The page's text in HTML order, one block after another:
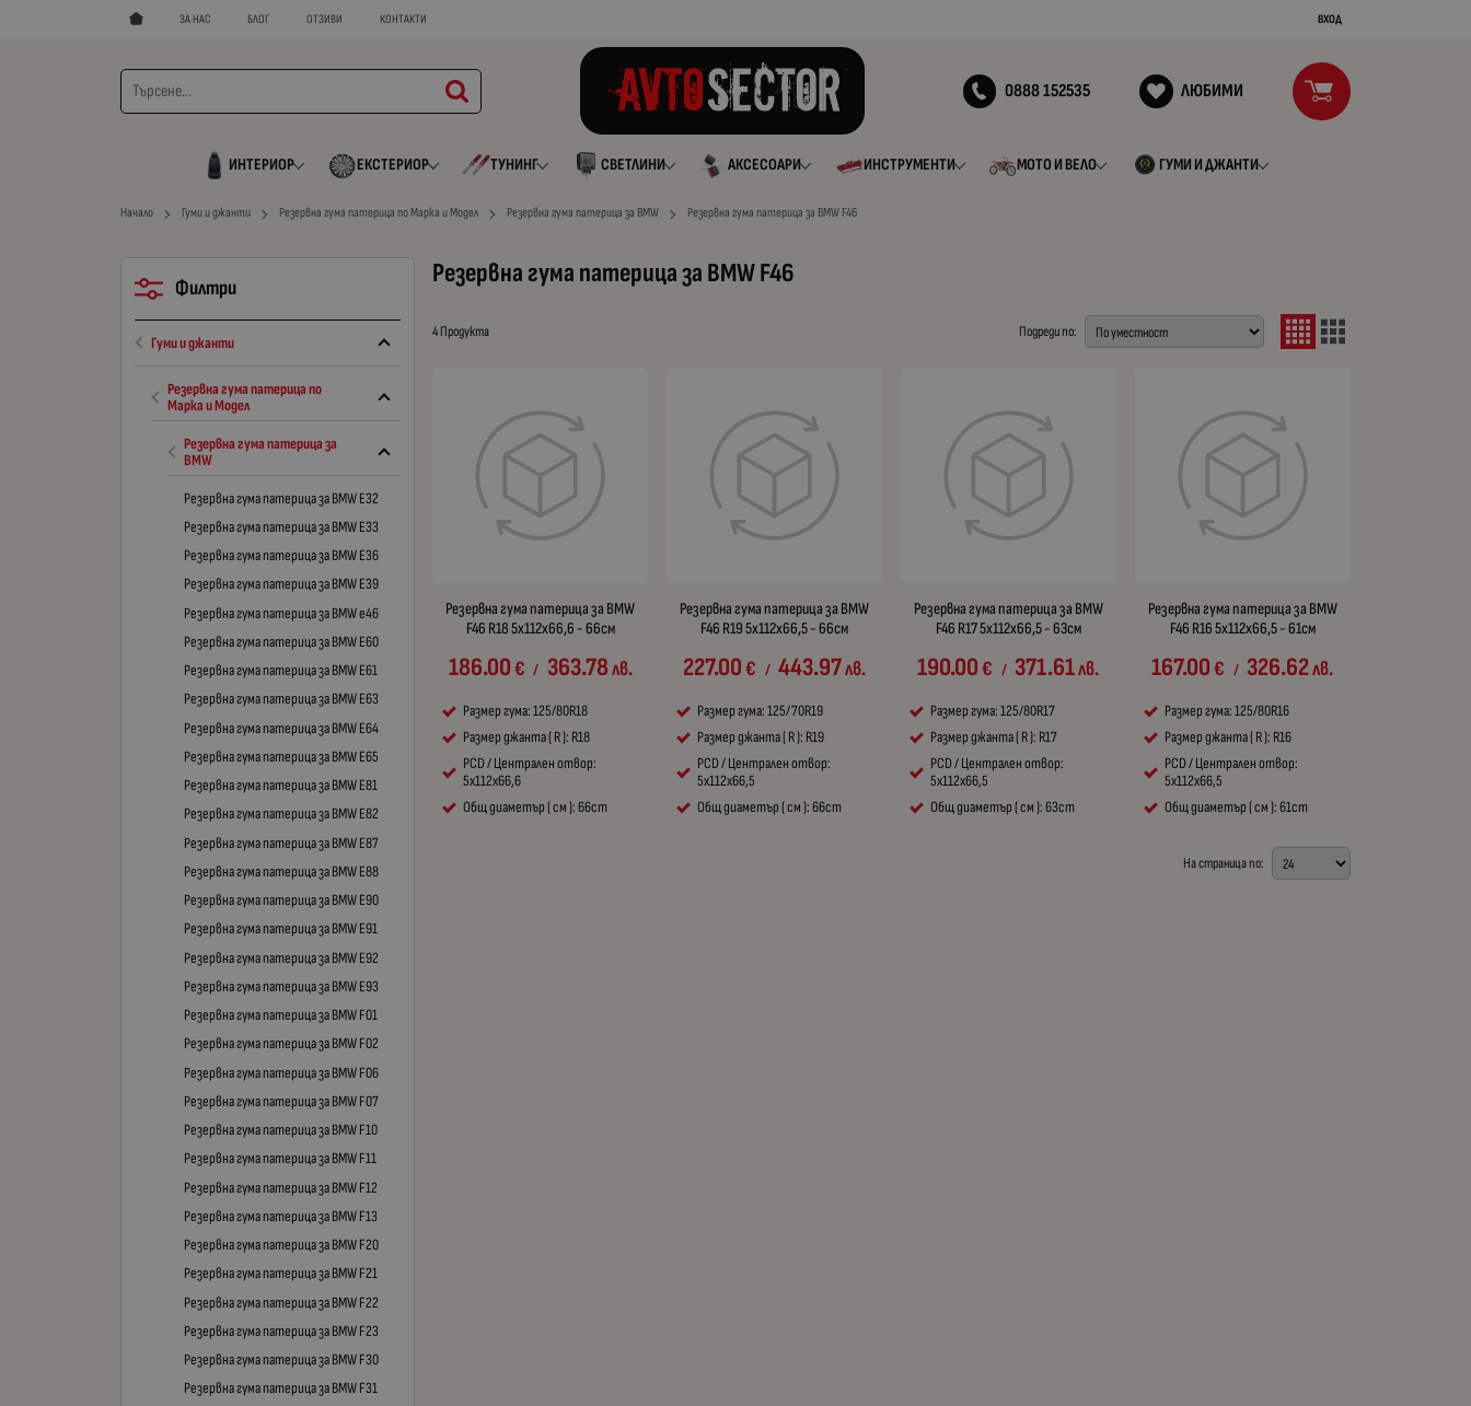
ЗА НАС БЛОГ ОТЗИВИ КОНТАКТИ ВХОД
0888 152535 ЛЮБИМИ
ИНТЕРИОР ЕКСТЕРИОР ТУНИНГ СВЕТЛИНИ АКСЕСОАРИ ИНСТРУМЕНТИ МОТО И ВЕЛО ГУМИ И ДЖАНТИ
Начало Гуми и джанти Резервна гума патерица по Марка и Модел Резервна гума патерица за BMW Резервна гума патерица за BMW F46
Резервна гума патерица за BMW F46
4 Продукта Подреди по:
Резервна гума патерица за BMW
F46 R18 5x112x66,6 - 66см
186.00€ / 363.78лв.
Размер гума: 125/80R18
Размер джанта ( R ): R18
PCD / Централен отвор:
5x112x66,6
Общ диаметър ( см ): 66cm
Резервна гума патерица за BMW
F46 R19 5x112x66,5 - 66см
227.00€ / 443.97лв.
Размер гума: 125/70R19
Размер джанта ( R ): R19
PCD / Централен отвор:
5x112x66,5
Общ диаметър ( см ): 66cm
Резервна гума патерица за BMW
F46 R17 5x112x66,5 - 63см
190.00€ / 371.61лв.
Размер гума: 125/80R17
Размер джанта ( R ): R17
PCD / Централен отвор:
5x112x66,5
Общ диаметър ( см ): 63cm
Резервна гума патерица за BMW
F46 R16 5x112x66,5 - 61см
167.00€ / 326.62лв.
Размер гума: 125/80R16
Размер джанта ( R ): R16
PCD / Централен отвор:
5x112x66,5
Общ диаметър ( см ): 61cm
На страница по:
Филтри
Гуми и джанти
Резервна гума патерица по
Марка и Модел
Резервна гума патерица за
BMW
Резервна гума патерица за BMW E32
Резервна гума патерица за BMW E33
Резервна гума патерица за BMW E36
Резервна гума патерица за BMW E39
Резервна гума патерица за BMW e46
Резервна гума патерица за BMW E60
Резервна гума патерица за BMW E61
Резервна гума патерица за BMW E63
Резервна гума патерица за BMW E64
Резервна гума патерица за BMW E65
Резервна гума патерица за BMW E81
Резервна гума патерица за BMW E82
Резервна гума патерица за BMW E87
Резервна гума патерица за BMW E88
Резервна гума патерица за BMW E90
Резервна гума патерица за BMW E91
Резервна гума патерица за BMW E92
Резервна гума патерица за BMW E93
Резервна гума патерица за BMW F01
Резервна гума патерица за BMW F02
Резервна гума патерица за BMW F06
Резервна гума патерица за BMW F07
Резервна гума патерица за BMW F10
Резервна гума патерица за BMW F11
Резервна гума патерица за BMW F12
Резервна гума патерица за BMW F13
Резервна гума патерица за BMW F20
Резервна гума патерица за BMW F21
Резервна гума патерица за BMW F22
Резервна гума патерица за BMW F23
Резервна гума патерица за BMW F30
Резервна гума патерица за BMW F31